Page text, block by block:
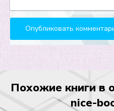
Похожие книги в
nice-